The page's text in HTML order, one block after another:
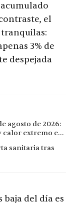
el
3% de
despejada
agosto de 2026:
calor extremo en
sanitaria tras
del día es